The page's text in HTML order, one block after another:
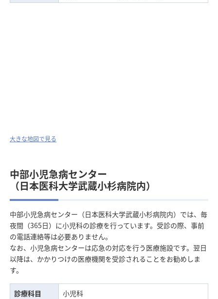
大きな地図で見る
中部小児急病センター
（日本医科大学武蔵小杉病院内）
中部小児急病センター（日本医科大学武蔵小杉病院内）では、毎
夜間（365日）に小児科の診療を行っています。受診の際、事前
の電話連絡等は必要ありません。
なお、小児急病センターは応急の対応を行う医療施設です。翌日
以降は、かかりつけの医療機関を受診されることをお勧めしま
す。
診療科目
小児科